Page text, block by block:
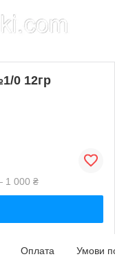
0 12гр
1 000 ₴
Оплата Умови